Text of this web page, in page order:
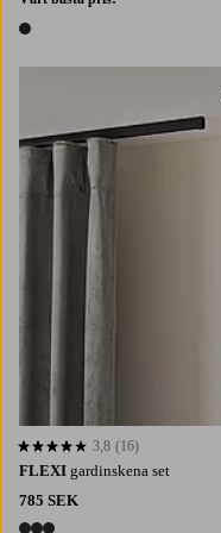
1 färg
FLEXI gardinskena set
785 SEK
3,8 baserat på 16 st betyg
3,8 (16)